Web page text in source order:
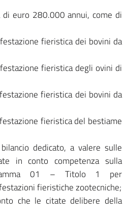
euro 280.000 annui, come di
fieristica dei bovini da
fieristica degli ovini di
fieristica dei bovini da
fieristica del bestiame
dedicato, a valere sulle
in conto competenza sulla
01 – Titolo 1 per
fieristiche zootecniche;
che le citate delibere della